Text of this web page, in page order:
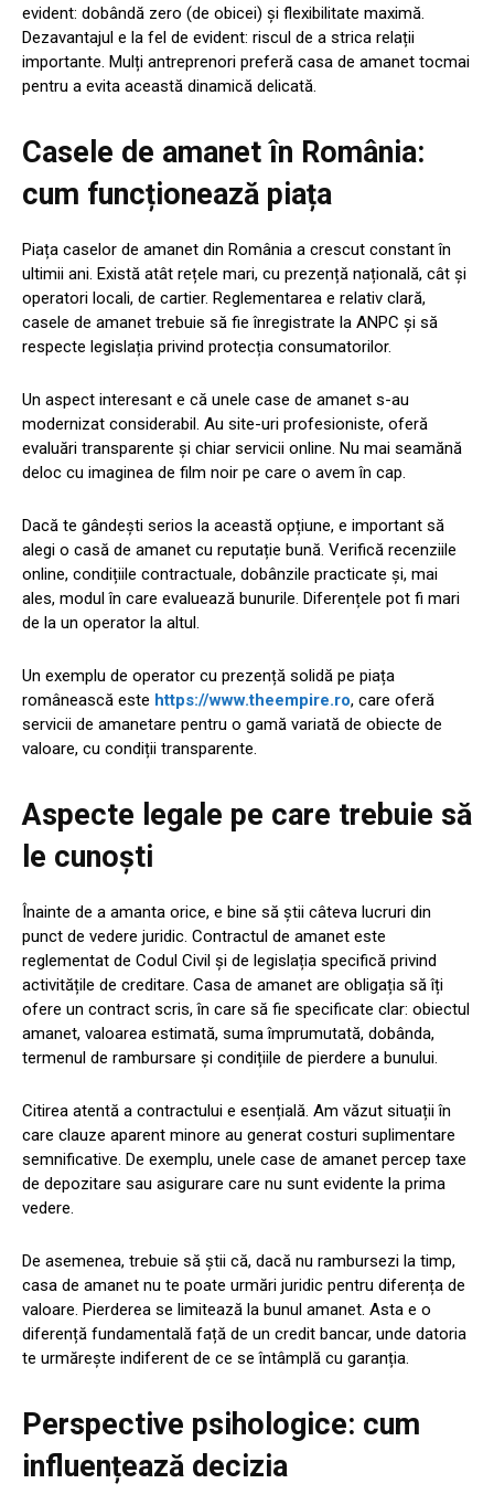
evident: dobândă zero (de obicei) și flexibilitate maximă.
Dezavantajul e la fel de evident: riscul de a strica relații
importante. Mulți antreprenori preferă casa de amanet tocmai
pentru a evita această dinamică delicată.
Casele de amanet în România:
cum funcționează piața
Piața caselor de amanet din România a crescut constant în
ultimii ani. Există atât rețele mari, cu prezență națională, cât și
operatori locali, de cartier. Reglementarea e relativ clară,
casele de amanet trebuie să fie înregistrate la ANPC și să
respecte legislația privind protecția consumatorilor.
Un aspect interesant e că unele case de amanet s-au
modernizat considerabil. Au site-uri profesioniste, oferă
evaluări transparente și chiar servicii online. Nu mai seamănă
deloc cu imaginea de film noir pe care o avem în cap.
Dacă te gândești serios la această opțiune, e important să
alegi o casă de amanet cu reputație bună. Verifică recenziile
online, condițiile contractuale, dobânzile practicate și, mai
ales, modul în care evaluează bunurile. Diferențele pot fi mari
de la un operator la altul.
Un exemplu de operator cu prezență solidă pe piața
românească este https://www.theempire.ro, care oferă
servicii de amanetare pentru o gamă variată de obiecte de
valoare, cu condiții transparente.
Aspecte legale pe care trebuie să
le cunoști
Înainte de a amanta orice, e bine să știi câteva lucruri din
punct de vedere juridic. Contractul de amanet este
reglementat de Codul Civil și de legislația specifică privind
activitățile de creditare. Casa de amanet are obligația să îți
ofere un contract scris, în care să fie specificate clar: obiectul
amanet, valoarea estimată, suma împrumutată, dobânda,
termenul de rambursare și condițiile de pierdere a bunului.
Citirea atentă a contractului e esențială. Am văzut situații în
care clauze aparent minore au generat costuri suplimentare
semnificative. De exemplu, unele case de amanet percep taxe
de depozitare sau asigurare care nu sunt evidente la prima
vedere.
De asemenea, trebuie să știi că, dacă nu rambursezi la timp,
casa de amanet nu te poate urmări juridic pentru diferența de
valoare. Pierderea se limitează la bunul amanet. Asta e o
diferență fundamentală față de un credit bancar, unde datoria
te urmărește indiferent de ce se întâmplă cu garanția.
Perspective psihologice: cum
influențează decizia